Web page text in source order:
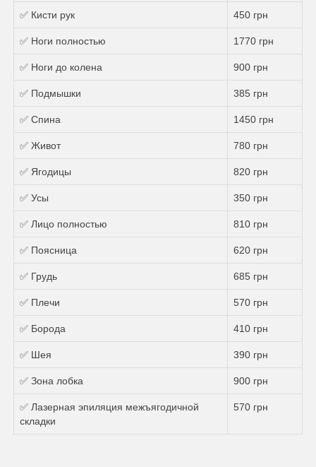
✅ Кисти рук 450 грн
✅ Ноги полностью 1770 грн
✅ Ноги до колена 900 грн
✅ Подмышки 385 грн
✅ Спина 1450 грн
✅ Живот 780 грн
✅ Ягодицы 820 грн
✅ Усы 350 грн
✅ Лицо полностью 810 грн
✅ Поясница 620 грн
✅ Грудь 685 грн
✅ Плечи 570 грн
✅ Борода 410 грн
✅ Шея 390 грн
✅ Зона лобка 900 грн
✅ Лазерная эпиляция межъягодичной
складки
570 грн